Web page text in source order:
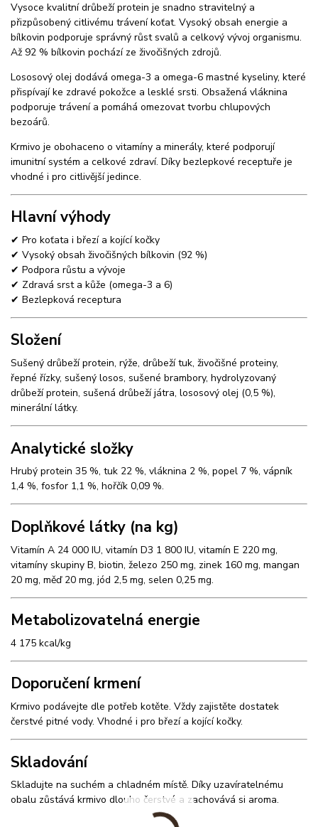
Vysoce kvalitní drůbeží protein je snadno stravitelný a
přizpůsobený citlivému trávení koťat. Vysoký obsah energie a
bílkovin podporuje správný růst svalů a celkový vývoj organismu.
Až 92 % bílkovin pochází ze živočišných zdrojů.
Lososový olej dodává omega-3 a omega-6 mastné kyseliny, které
přispívají ke zdravé pokožce a lesklé srsti. Obsažená vláknina
podporuje trávení a pomáhá omezovat tvorbu chlupových
bezoárů.
Krmivo je obohaceno o vitamíny a minerály, které podporují
imunitní systém a celkové zdraví. Díky bezlepkové receptuře je
vhodné i pro citlivější jedince.
Hlavní výhody
✔ Pro koťata i březí a kojící kočky
✔ Vysoký obsah živočišných bílkovin (92 %)
✔ Podpora růstu a vývoje
✔ Zdravá srst a kůže (omega-3 a 6)
✔ Bezlepková receptura
Složení
Sušený drůbeží protein, rýže, drůbeží tuk, živočišné proteiny,
řepné řízky, sušený losos, sušené brambory, hydrolyzovaný
drůbeží protein, sušená drůbeží játra, lososový olej (0,5 %),
minerální látky.
Analytické složky
Hrubý protein 35 %, tuk 22 %, vláknina 2 %, popel 7 %, vápník
1,4 %, fosfor 1,1 %, hořčík 0,09 %.
Doplňkové látky (na kg)
Vitamín A 24 000 IU, vitamín D3 1 800 IU, vitamín E 220 mg,
vitamíny skupiny B, biotin, železo 250 mg, zinek 160 mg, mangan
20 mg, měď 20 mg, jód 2,5 mg, selen 0,25 mg.
Metabolizovatelná energie
4 175 kcal/kg
Doporučení krmení
Krmivo podávejte dle potřeb kotěte. Vždy zajistěte dostatek
čerstvé pitné vody. Vhodné i pro březí a kojící kočky.
Skladování
Skladujte na suchém a chladném místě. Díky uzavíratelnému
obalu zůstává krmivo dlouho čerstvé a zachovává si aroma.